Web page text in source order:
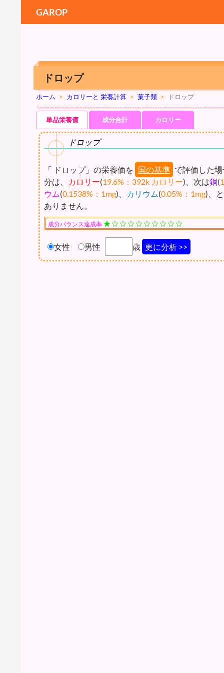
GAROP
ドロップ
ホーム > カロリーと 栄養計算 > 菓子類 > ドロップ
単品栄養価 成分合計 カロリー
ドロップ
「 ドロップ」の栄養価を 国の基準 で評価した
分は、
カロリー(19.6%：392k カロリー)、次は銅(
ウム(0.1538%：1mg)、 カリウム(0.05%：1mg)、
ありません。
成分バランス達成率 ★☆☆☆☆☆☆☆☆☆
女性 男性 歳 更に分析 >>